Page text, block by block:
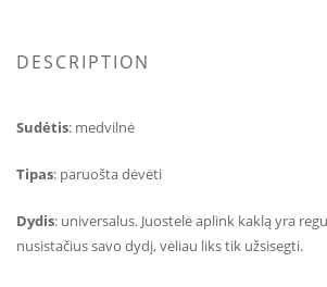
DESCRIPTION
Sudėtis: medvilnė
Tipas: paruošta dėvėti
Dydis: universalus. Juostelė aplink kaklą yra
nusistačius savo dydį, vėliau liks tik užsisegti.